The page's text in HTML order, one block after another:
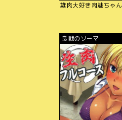
雄肉大好き肉魅ちゃん
食戟のソーマ